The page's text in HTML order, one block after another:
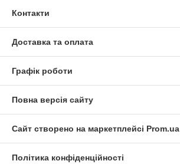
Контакти
Доставка та оплата
Графік роботи
Повна версія сайту
Сайт створено на маркетплейсі Prom.ua
Політика конфіденційності